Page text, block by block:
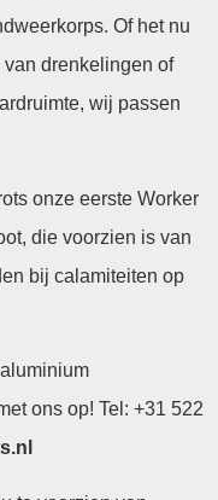
Of het nu
drenkelingen of
wij passen
onze eerste Worker
die voorzien is van
bij calamiteiten op
ons op! Tel: +31 522